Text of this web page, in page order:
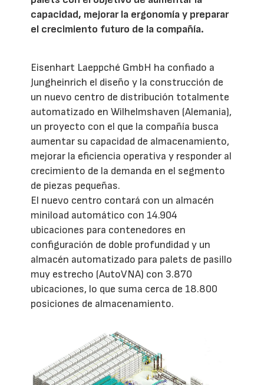
capacidad, mejorar la ergonomía y preparar
el crecimiento futuro de la compañía.
Eisenhart Laeppché GmbH ha confiado a
Jungheinrich el diseño y la construcción de
un nuevo centro de distribución totalmente
automatizado en Wilhelmshaven (Alemania),
un proyecto con el que la compañía busca
aumentar su capacidad de almacenamiento,
mejorar la eficiencia operativa y responder al
crecimiento de la demanda en el segmento
de piezas pequeñas.
El nuevo centro contará con un almacén
miniload automático con 14.904
ubicaciones para contenedores en
configuración de doble profundidad y un
almacén automatizado para palets de pasillo
muy estrecho (AutoVNA) con 3.870
ubicaciones, lo que suma cerca de 18.800
posiciones de almacenamiento.